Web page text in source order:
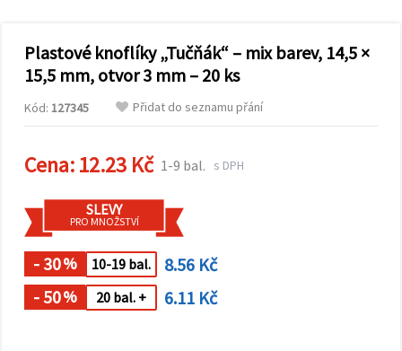
marketing.
Můžete
souhlasit s
všech
cookies
"Přijmout
uvést své
preference v
Nastavení
výběrem
daného
typu
cookies a
kliknutím
Plastové knoflíky „Tučňák“ – mix barev, 14,5 ×
15,5 mm, otvor 3 mm – 20 ks
Kód: 127345 Přidat do seznamu přání
Cena:12.23 Kč 1-9 bal. s DPH
SLEVY
PRO MNOŽSTVÍ
- 30% 10-19 bal.
8.56 Kč
- 50% 20 bal. + 6.11 Kč